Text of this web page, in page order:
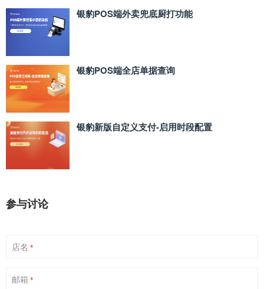
银豹POS端外卖兜底厨打功能
银豹POS端全店单据查询
银豹新版自定义支付‑启用时段配置
参与讨论
店名 *
邮箱 *